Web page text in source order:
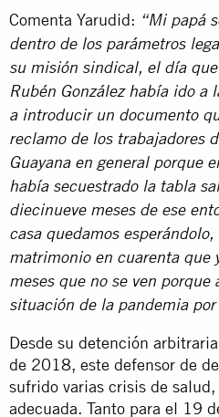
Comenta Yarudid: “Mi papá
dentro de los parámetros
su misión sindical, el día
Rubén González había ido a
a introducir un documento
reclamo de los trabajadores
Guayana en general porque
había secuestrado la tabla
diecinueve meses de ese
casa quedamos
matrimonio en cuarenta ​​que
meses que no se ven porque
situación de la pandemia
Desde su detención
de 2018, este defensor de
sufrido varias crisis de
adecuada. Tanto para el 19